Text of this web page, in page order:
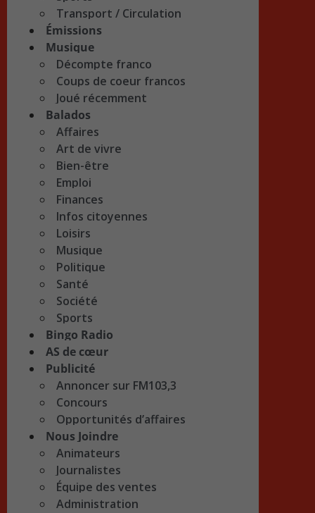
Transport / Circulation
Émissions
Musique
Décompte franco
Coups de coeur francos
Joué récemment
Balados
Affaires
Art de vivre
Bien-être
Emploi
Finances
Infos citoyennes
Loisirs
Musique
Politique
Santé
Société
Sports
Bingo Radio
AS de cœur
Publicité
Annoncer sur FM103,3
Concours
Opportunités d’affaires
Nous Joindre
Animateurs
Journalistes
Équipe des ventes
Administration